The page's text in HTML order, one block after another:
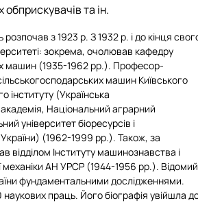
та ін.
розпочав з 1923 р. З 1932 р. і до кінця
зокрема, очолював кафедру
машин (1935-1962 рр.). Професор-
машин Київського
інституту (Українська
Національний аграрний
університет біоресурсів і
(1962-1999 рр.). Також, за
відділом Інституту машинознавства і
механіки АН УРСР (1944-1956 рр.). Відомий
фундаментальними дослідженнями.
праць. Його біографія увійшла